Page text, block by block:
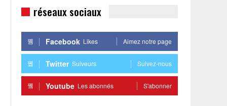
réseaux sociaux
Facebook Likes Aimez notre page
Twitter Suiveurs Suivez-nous
Youtube Les abonnés S'abonner